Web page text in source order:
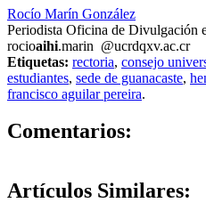
Rocío Marín González
Periodista Oficina de Divulgación
rocioaihi.marin @ucrdqxv.ac.cr
Etiquetas: rectoria, consejo
estudiantes, sede de guanacaste,
francisco aguilar pereira.
Comentarios:
Artículos Similares: